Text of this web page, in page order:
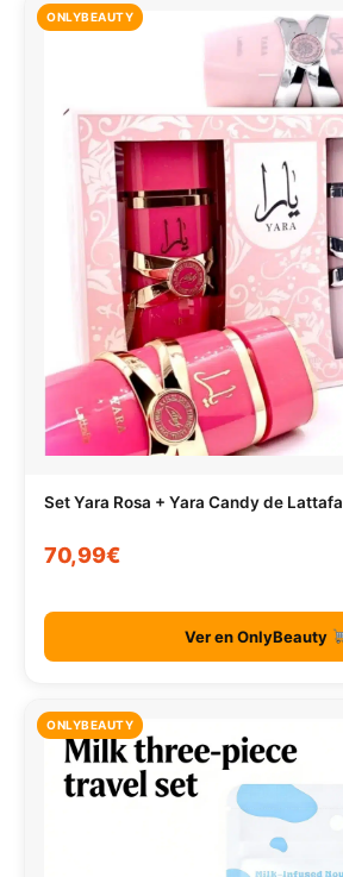
ONLYBEAUTY
Set Yara Rosa + Yara Candy de Lattafa
70,99€
Ver en OnlyBeauty
ONLYBEAUTY